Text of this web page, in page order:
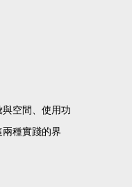
空間、使用功
種實踐的界